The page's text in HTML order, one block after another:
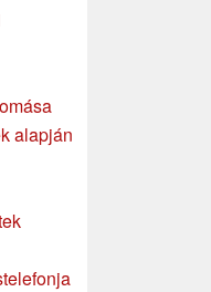
alapján